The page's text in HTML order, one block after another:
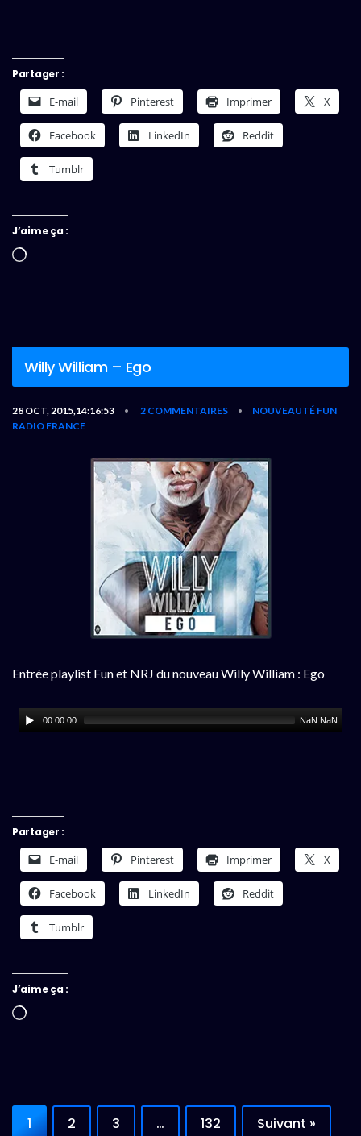
Partager :
E-mail Pinterest Imprimer X
Facebook LinkedIn Reddit
Tumblr
J’aime ça :
Chargement…
Willy William – Ego
28 OCT, 2015,14:16:53 • 2 COMMENTAIRES •
NOUVEAUTÉ FUN
RADIO FRANCE
Entrée playlist Fun et NRJ du nouveau Willy William : Ego
00:00:00 NaN:NaN
Partager :
E-mail Pinterest Imprimer X
Facebook LinkedIn Reddit
Tumblr
J’aime ça :
Chargement…
1 2 3 … 132 Suivant »